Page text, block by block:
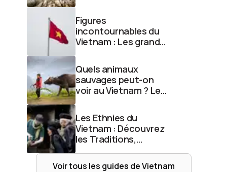
Figures
incontournables du
Vietnam : Les grandes
Quels animaux
sauvages peut-on
voir au Vietnam ? Le
Les Ethnies du
Vietnam : Découvrez
les Traditions,
Voir tous les guides deVietnam